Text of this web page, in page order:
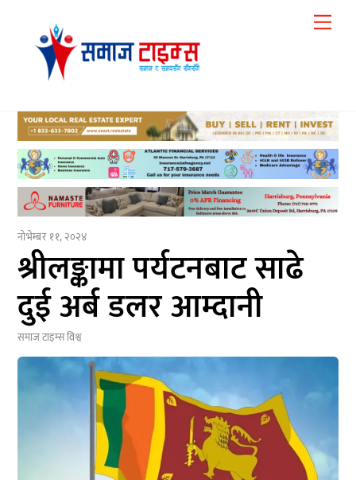
content
नोभेम्बर ११, २०२४
श्रीलङ्कामा पर्यटनबाट साढे
दुई अर्ब डलर आम्दानी
समाज टाइम्सविश्व